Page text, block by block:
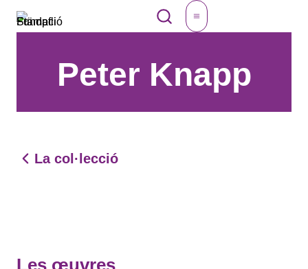
Peter Knapp
La col·lecció